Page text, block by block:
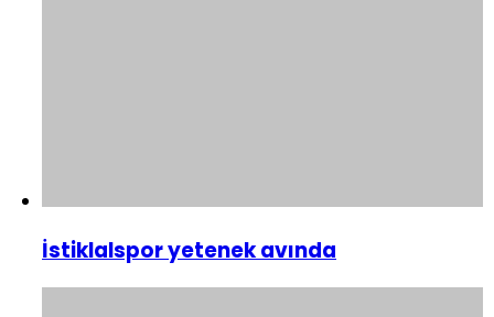
İstiklalspor yetenek avında